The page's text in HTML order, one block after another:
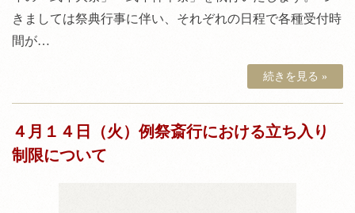
きましては祭典行事に伴い、それぞれの日程で各種受付時
間が…
続きを見る »
４月１４日（火）例祭斎行における立ち入り
制限について